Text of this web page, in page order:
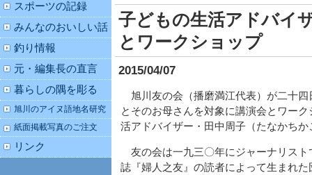
子どもの生活アドバイ
とワークショップ
2015/04/07
旭川友の会（播磨満江代表）が二十四
とそのお母さんを対象に講演会とワー
活アドバイザー・田中周子（たなかちか
友の会は一九三〇年にジャーナリスト
誌『婦人之友』の読者によって生まれ
スポーツの記録
みんなのおいしい話
釣り情報
元・編集長の直言
暮らしの隅を彫る
旭川のアイヌ語地名研究
紙面掲載写真のご注文
リンク